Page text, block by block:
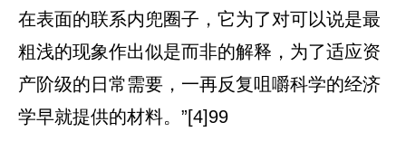
在表面的联系内兜圈子，它为了对可以说是最
粗浅的现象作出似是而非的解释，为了适应资
产阶级的日常需要，一再反复咀嚼科学的经济
学早就提供的材料。”[4]99